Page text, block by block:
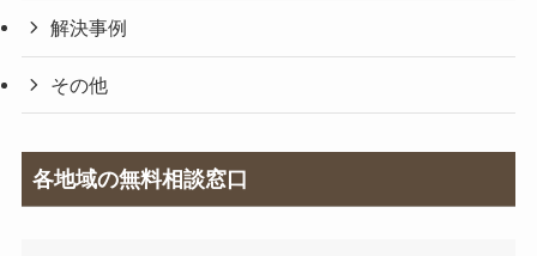
解決事例
その他
各地域の無料相談窓口